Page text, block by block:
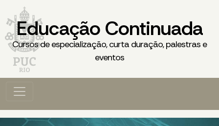
Educação Continuada
Cursos de especialização, curta duração, palestras e
eventos